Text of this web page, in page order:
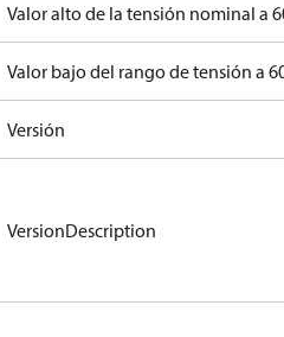
Valor alto de la tensión nominal a
Valor bajo del rango de tensión a
Versión
VersionDescription